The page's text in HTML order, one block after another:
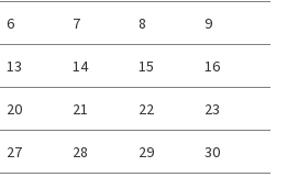
6 7 8 9
13 14 15 16
20 21 22 23
27 28 29 30